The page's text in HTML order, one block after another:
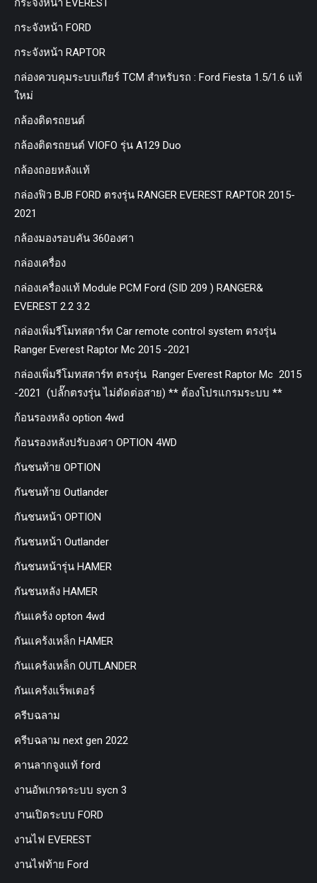
กระจังหน้า FORD
กระจังหน้า RAPTOR
กล่องควบคุมระบบเกียร์ TCM สำหรับรถ : Ford Fiesta 1.5/1.6 แท้
ใหม่
กล้องติดรถยนต์
กล้องติดรถยนต์ VIOFO รุ่น A129 Duo
กล้องถอยหลังแท้
กล่องฟิว BJB FORD ตรงรุ่น RANGER EVEREST RAPTOR 2015-
2021
กล้องมองรอบคัน 360องศา
กล่องเครื่อง
กล่องเครื่องแท้ Module PCM Ford (SID 209 ) RANGER&
EVEREST 2.2 3.2
กล่องเพิ่มรีโมทสตาร์ท Car remote control system ตรงรุ่น
Ranger Everest Raptor Mc 2015 -2021
กล่องเพิ่มรีโมทสตาร์ท ตรงรุ่น Ranger Everest Raptor Mc 2015
-2021 (ปลั๊กตรงรุ่น ไม่ตัดต่อสาย) ** ต้องโปรแกรมระบบ **
ก้อนรองหลัง option 4wd
ก้อนรองหลังปรับองศา OPTION 4WD
กันชนท้าย OPTION
กันชนท้าย Outlander
กันชนหน้า OPTION
กันชนหน้า Outlander
กันชนหน้ารุ่น HAMER
กันชนหลัง HAMER
กันแคร้ง opton 4wd
กันแคร้งเหล็ก HAMER
กันแคร้งเหล็ก OUTLANDER
กันแคร้งแร็พเตอร์
ครีบฉลาม
ครีบฉลาม next gen 2022
คานลากจูงแท้ ford
งานอัพเกรดระบบ sycn 3
งานเปิดระบบ FORD
งานไฟ EVEREST
งานไฟท้าย Ford